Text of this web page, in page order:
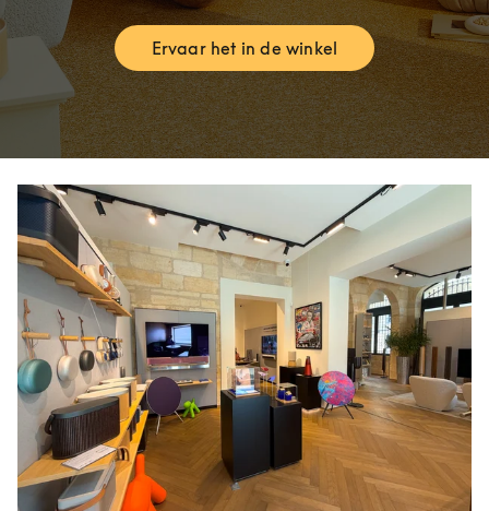
Ervaar het in de winkelLink Opens in New Tab